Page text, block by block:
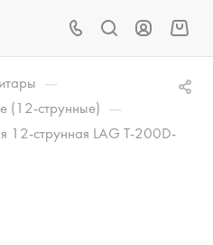
—
(12-струнные) —
12-струнная LAG T-200D-